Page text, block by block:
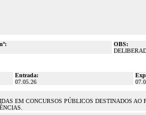
OBS:
Entrada:
07.05.26
EM CONCURSOS PÚBLICOS DESTINADOS AO